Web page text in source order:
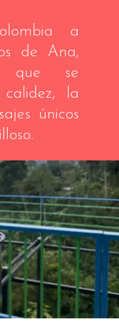
a
de Ana,
que se
la
únicos